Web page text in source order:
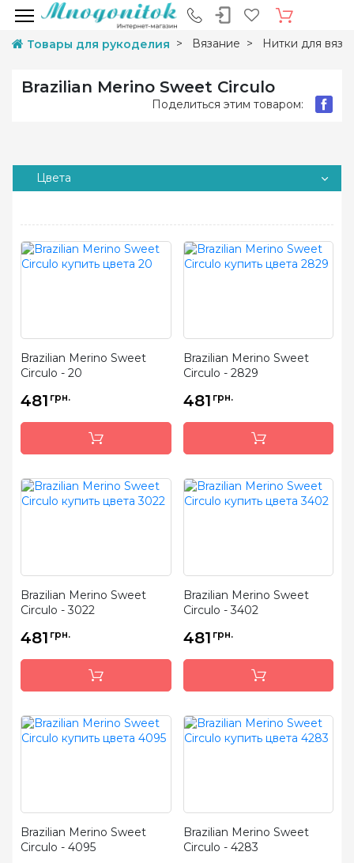
Товары для рукоделия Вязание Нитки для
Brazilian Merino Sweet Circulo
Поделиться этим товаром:
Цвета
Brazilian Merino Sweet
Circulo - 20
481 грн.
Brazilian Merino Sweet
Circulo - 2829
481 грн.
Brazilian Merino Sweet
Circulo - 3022
481 грн.
Brazilian Merino Sweet
Circulo - 3402
481 грн.
Brazilian Merino Sweet
Circulo - 4095
Brazilian Merino Sweet
Circulo - 4283